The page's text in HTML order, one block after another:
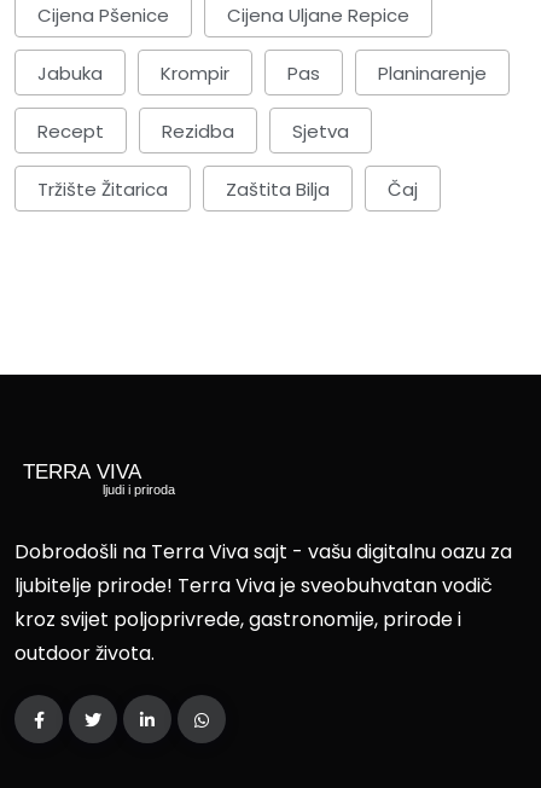
Cijena Pšenice Cijena Uljane Repice
Jabuka Krompir Pas Planinarenje
Recept Rezidba Sjetva
Tržište Žitarica Zaštita Bilja Čaj
Dobrodošli na Terra Viva sajt - vašu digitalnu oazu za
ljubitelje prirode! Terra Viva je sveobuhvatan vodič
kroz svijet poljoprivrede, gastronomije, prirode i
outdoor života.